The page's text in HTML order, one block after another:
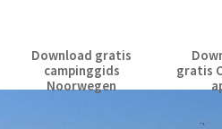
Download gratis
campinggids
Noorwegen
gratis